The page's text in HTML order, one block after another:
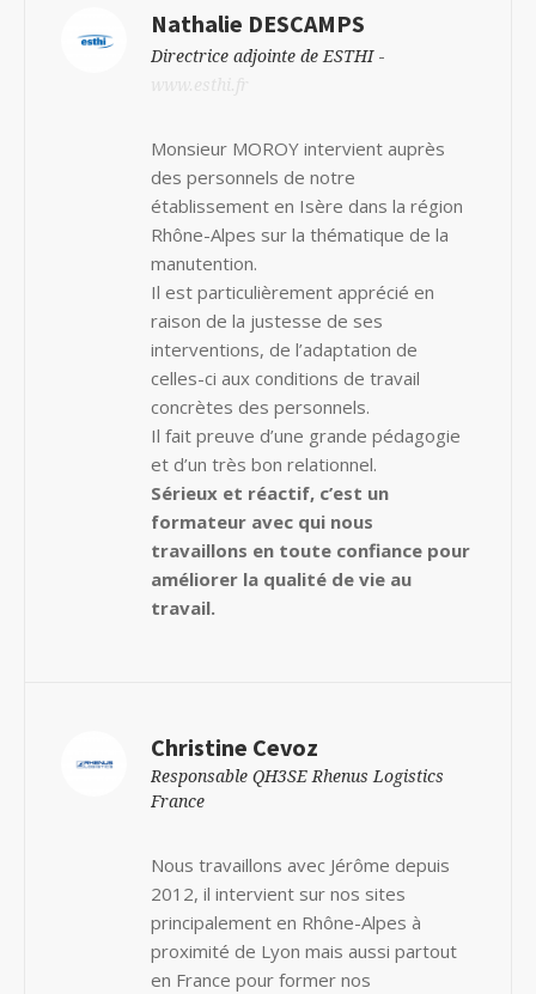
Nathalie DESCAMPS
Directrice adjointe de ESTHI-
Monsieur MOROY intervient auprès
des personnels de notre
établissement en Isère dans la région
Rhône-Alpes sur la thématique de la
manutention.
Il est particulièrement apprécié en
raison de la justesse de ses
interventions, de l’adaptation de
celles-ci aux conditions de travail
concrètes des personnels.
Il fait preuve d’une grande pédagogie
et d’un très bon relationnel.
Sérieux et réactif, c’est un
formateur avec qui nous
travaillons en toute confiance pour
améliorer la qualité de vie au
travail.
Christine Cevoz
Responsable QH3SE Rhenus Logistics
France
Nous travaillons avec Jérôme depuis
2012, il intervient sur nos sites
principalement en Rhône-Alpes à
proximité de Lyon mais aussi partout
en France pour former nos